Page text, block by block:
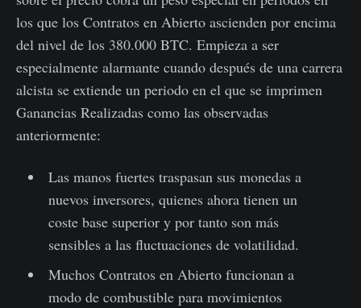
los que los Contratos en Abierto ascienden por encima
del nivel de los 380.000 BTC. Empieza a ser
especialmente alarmante cuando después de una carrera
alcista se extiende un periodo en el que se imprimen
Ganancias Realizadas como las observadas
anteriormente:
Las manos fuertes traspasan sus monedas a
nuevos inversores, quienes ahora tienen un
coste base superior y por tanto son más
sensibles a las fluctuaciones de volatilidad.
Muchos Contratos en Abierto funcionan a
modo de combustible para movimientos